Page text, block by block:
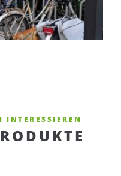
INTERESSIEREN